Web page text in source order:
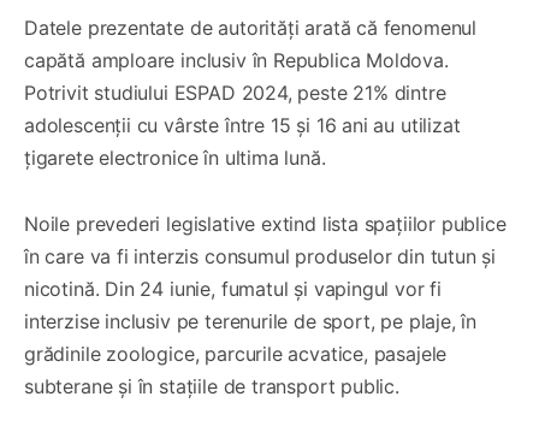
Datele prezentate de autorități arată că fenomenul
capătă amploare inclusiv în Republica Moldova.
Potrivit studiului ESPAD 2024, peste 21% dintre
adolescenții cu vârste între 15 și 16 ani au utilizat
țigarete electronice în ultima lună.
Noile prevederi legislative extind lista spațiilor publice
în care va fi interzis consumul produselor din tutun și
nicotină. Din 24 iunie, fumatul și vapingul vor fi
interzise inclusiv pe terenurile de sport, pe plaje, în
grădinile zoologice, parcurile acvatice, pasajele
subterane și în stațiile de transport public.